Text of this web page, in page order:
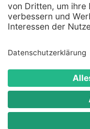
Alle genannten
Copyright © 2008